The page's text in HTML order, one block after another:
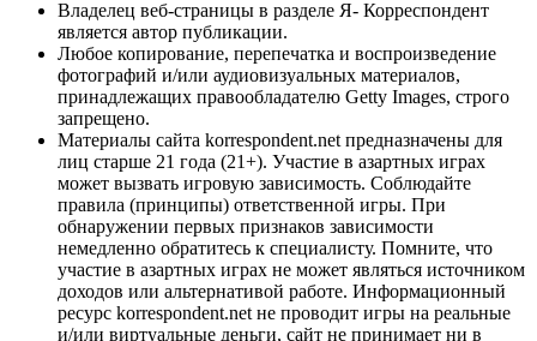
Владелец веб-страницы в разделе Я- Корреспондент
является автор публикации.
Любое копирование, перепечатка и воспроизведение
фотографий и/или аудиовизуальных материалов,
принадлежащих правообладателю Getty Images, строго
запрещено.
Материалы сайта korrespondent.net предназначены для
лиц старше 21 года (21+). Участие в азартных играх
может вызвать игровую зависимость. Соблюдайте
правила (принципы) ответственной игры. При
обнаружении первых признаков зависимости
немедленно обратитесь к специалисту. Помните, что
участие в азартных играх не может являться источником
доходов или альтернативой работе. Информационный
ресурс korrespondent.net не проводит игры на реальные
и/или виртуальные деньги, сайт не принимает ни в